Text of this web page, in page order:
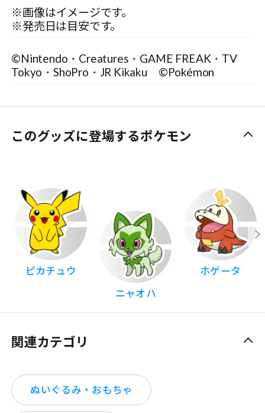
※画像はイメージです。
※発売日は目安です。
©Nintendo・Creatures・GAME FREAK・TV
Tokyo・ShoPro・JR Kikaku ©Pokémon
このグッズに登場するポケモン
ピカチュウ
ニャオハ
ホゲータ
関連カテゴリ
ぬいぐるみ・おもちゃ